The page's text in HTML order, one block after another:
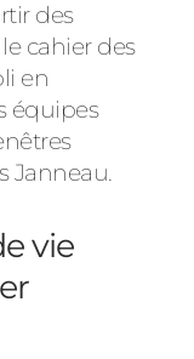
des
cahier des
en
équipes
Janneau.
vie